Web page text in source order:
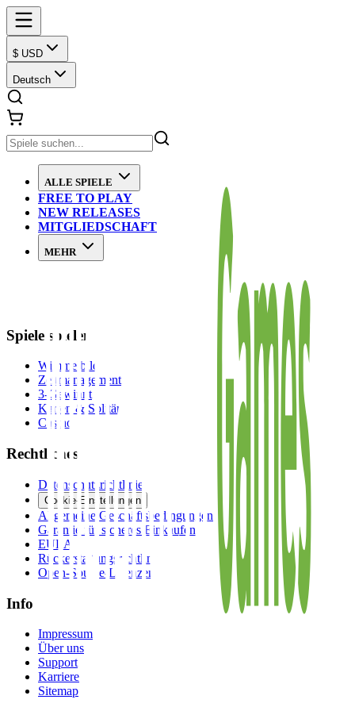
$ USD
Deutsch
ALLE SPIELE
FREE TO PLAY
NEW RELEASES
MITGLIEDSCHAFT
MEHR
Spiele spielen
Wimmelbild
Zeitmanagement
3-Gewinnt
Karten & Solitär
Casino
Rechtliches
Datenschutzrichtlinie
Cookie-Einstellungen
Allgemeine Geschäftsbedingungen
Garantie für sicheres Einkaufen
EULA
Rückerstattungsrichtlinie
Open-Source-Lizenzen
Info
Impressum
Über uns
Support
Karriere
Sitemap